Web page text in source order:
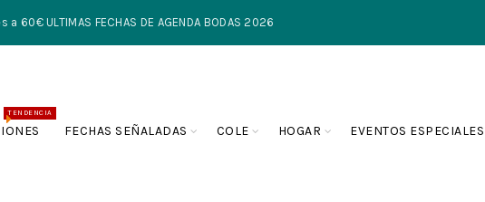
ULTIMAS FECHAS DE AGENDA BODAS 2026
TENDENCIA
FECHAS SEÑALADAS COLE HOGAR EVENTOS ESPECIALES